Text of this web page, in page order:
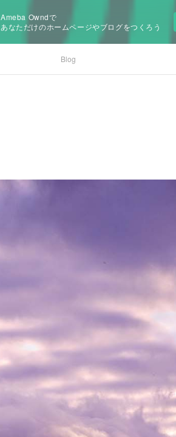
Ameba Owndで
あなただけのホームページやブログをつくろう
Blog